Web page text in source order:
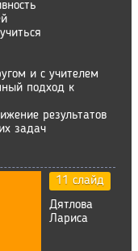
и с учителем
подход к
результатов
задач
11 слайд
Дятлова
Лариса